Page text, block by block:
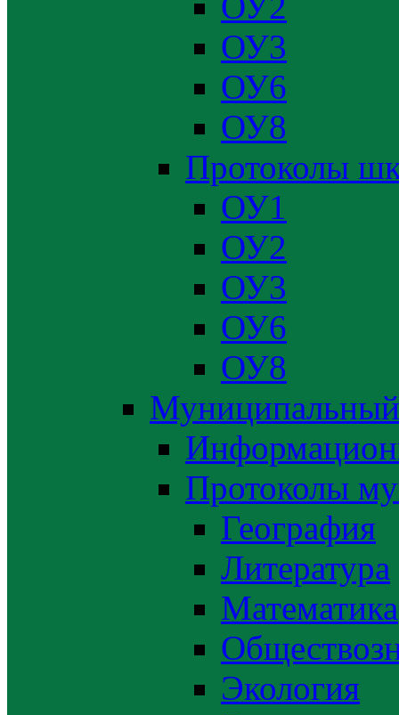
ОУ3
ОУ6
ОУ8
Протоколы
ОУ1
ОУ2
ОУ3
ОУ6
ОУ8
Муниципальный
Протоколы
География
Литература
Математика
Экология